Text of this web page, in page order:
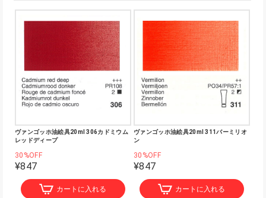
ヴァンゴッホ油絵具20ml 306カドミウム
レッドディープ
30%OFF
¥847
カートに入れる
ヴァンゴッホ油絵具20ml 311バーミリオ
ン
30%OFF
¥847
カートに入れる